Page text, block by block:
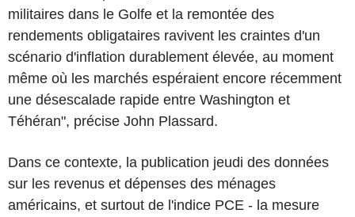
militaires dans le Golfe et la remontée des
rendements obligataires ravivent les craintes d'un
scénario d'inflation durablement élevée, au moment
même où les marchés espéraient encore récemment
une désescalade rapide entre Washington et
Téhéran", précise John Plassard.
Dans ce contexte, la publication jeudi des données
sur les revenus et dépenses des ménages
américains, et surtout de l'indice PCE - la mesure